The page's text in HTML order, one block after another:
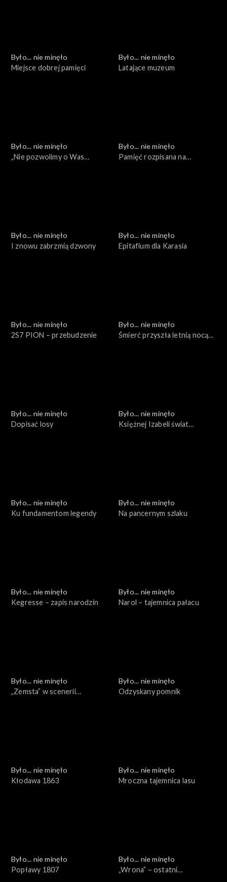
Było... nie minęło
Miejsce dobrej pamięci
Było... nie minęło
Latające muzeum
Było... nie minęło
„Nie pozwolimy o Was
Było... nie minęło
Pamięć rozpisana na
Było... nie minęło
I znowu zabrzmią dzwony
Było... nie minęło
Epitafium dla Karasia
Było... nie minęło
2S7 PION – przebudzenie
Było... nie minęło
Śmierć przyszła letnią nocą...
Było... nie minęło
Dopisać losy
Było... nie minęło
Księżnej Izabeli świat
Było... nie minęło
Ku fundamentom legendy
Było... nie minęło
Na pancernym szlaku
Było... nie minęło
Kegresse – zapis narodzin
Było... nie minęło
Narol – tajemnica pałacu
Było... nie minęło
„Zemsta” w scenerii
Było... nie minęło
Odzyskany pomnik
Było... nie minęło
Kłodawa 1863
Było... nie minęło
Mroczna tajemnica lasu
Było... nie minęło
Popławy 1807
Było... nie minęło
„Wrona” – ostatni